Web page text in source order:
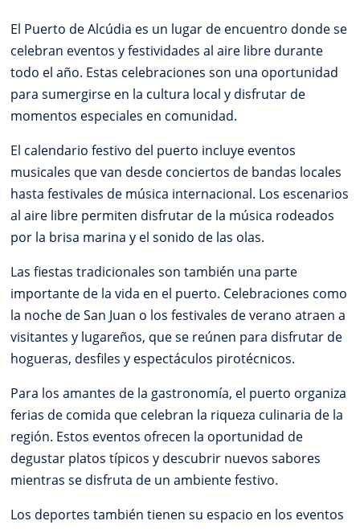
El Puerto de Alcúdia es un lugar de encuentro donde se
celebran eventos y festividades al aire libre durante
todo el año. Estas celebraciones son una oportunidad
para sumergirse en la cultura local y disfrutar de
momentos especiales en comunidad.
El calendario festivo del puerto incluye eventos
musicales que van desde conciertos de bandas locales
hasta festivales de música internacional. Los escenarios
al aire libre permiten disfrutar de la música rodeados
por la brisa marina y el sonido de las olas.
Las fiestas tradicionales son también una parte
importante de la vida en el puerto. Celebraciones como
la noche de San Juan o los festivales de verano atraen a
visitantes y lugareños, que se reúnen para disfrutar de
hogueras, desfiles y espectáculos pirotécnicos.
Para los amantes de la gastronomía, el puerto organiza
ferias de comida que celebran la riqueza culinaria de la
región. Estos eventos ofrecen la oportunidad de
degustar platos típicos y descubrir nuevos sabores
mientras se disfruta de un ambiente festivo.
Los deportes también tienen su espacio en los eventos